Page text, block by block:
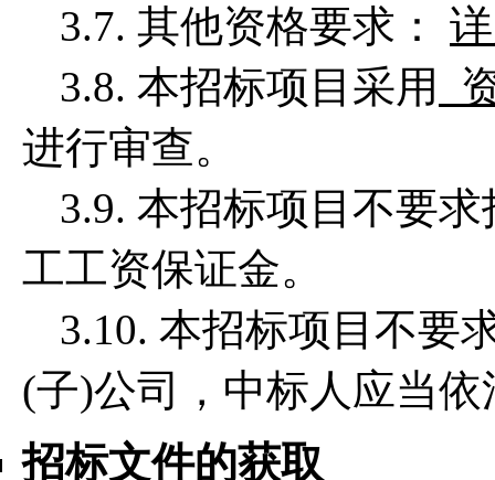
3.7. 其他资格要求：
3.8. 本招标项目采用
进行审查。
3.9. 本招标项目不要
工工资保证金。
3.10. 本招标项目不要
(子)公司，中标人应当
招标文件的获取